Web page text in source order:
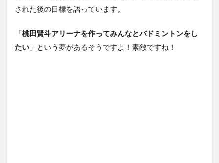
された後の目標を語っています。
「桃田賢斗アリーナを作ってみんなとバドミントンをし
たい 」という夢があるそうですよ！素敵ですね！